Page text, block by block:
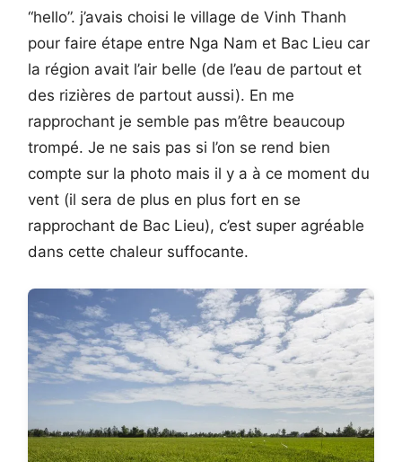
“hello”. j’avais choisi le village de Vinh Thanh
pour faire étape entre Nga Nam et Bac Lieu car
la région avait l’air belle (de l’eau de partout et
des rizières de partout aussi). En me
rapprochant je semble pas m’être beaucoup
trompé. Je ne sais pas si l’on se rend bien
compte sur la photo mais il y a à ce moment du
vent (il sera de plus en plus fort en se
rapprochant de Bac Lieu), c’est super agréable
dans cette chaleur suffocante.